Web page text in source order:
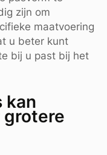
zijn om
maatvoering
u beter kunt
bij u past bij het
kan
grotere